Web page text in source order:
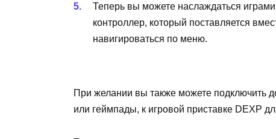
Теперь вы можете наслаждаться
контроллер, который поставляется
навигироваться по меню.
При желании вы также можете подключить
или геймпады, к игровой приставке DEXP